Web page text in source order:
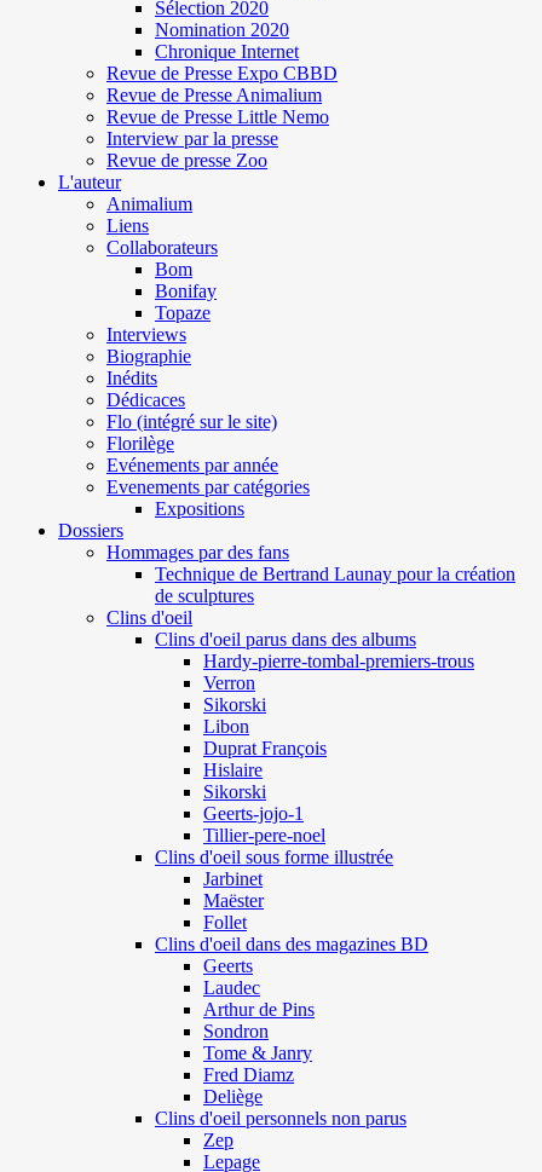
Sélection 2020
Nomination 2020
Chronique Internet
Revue de Presse Expo CBBD
Revue de Presse Animalium
Revue de Presse Little Nemo
Interview par la presse
Revue de presse Zoo
L'auteur
Animalium
Liens
Collaborateurs
Bom
Bonifay
Topaze
Interviews
Biographie
Inédits
Dédicaces
Flo (intégré sur le site)
Florilège
Evénements par année
Evenements par catégories
Expositions
Dossiers
Hommages par des fans
Technique de Bertrand Launay pour la création
de sculptures
Clins d'oeil
Clins d'oeil parus dans des albums
Hardy-pierre-tombal-premiers-trous
Verron
Sikorski
Libon
Duprat François
Hislaire
Sikorski
Geerts-jojo-1
Tillier-pere-noel
Clins d'oeil sous forme illustrée
Jarbinet
Maëster
Follet
Clins d'oeil dans des magazines BD
Geerts
Laudec
Arthur de Pins
Sondron
Tome & Janry
Fred Diamz
Deliège
Clins d'oeil personnels non parus
Zep
Lepage